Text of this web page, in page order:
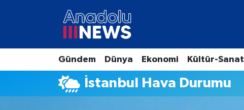
Gündem Dünya Ekonomi Kültür-Sanat
İstanbul Hava Durumu
Hava Durumu
Trafik Durumu
Süper Lig Puan Durumu ve Fikstür